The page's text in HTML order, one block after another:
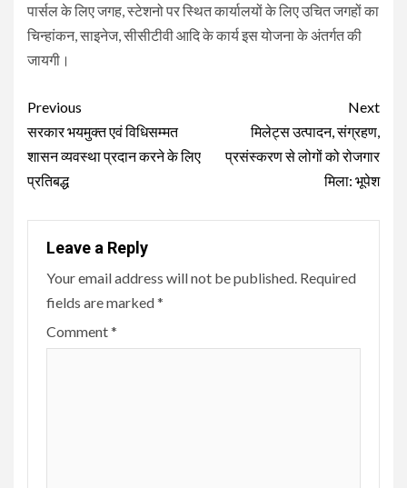
पार्सल के लिए जगह, स्टेशनो पर स्थित कार्यालयों के लिए उचित जगहों का
चिन्हांकन, साइनेज, सीसीटीवी आदि के कार्य इस योजना के अंतर्गत की
जायगी।
Continue
Reading
Previous
सरकार भयमुक्त एवं विधिसम्मत
शासन व्यवस्था प्रदान करने के लिए
प्रतिबद्ध
Next
मिलेट्स उत्पादन, संग्रहण,
प्रसंस्करण से लोगों को रोजगार
मिला: भूपेश
Leave a Reply
Your email address will not be published. Required
fields are marked*
Comment*